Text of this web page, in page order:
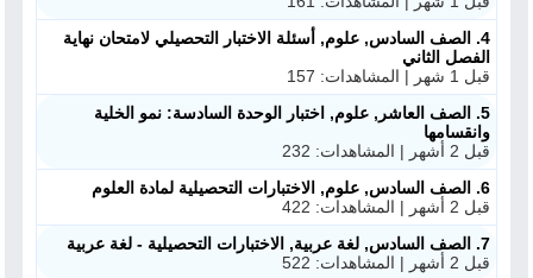
4. الصف السادس, علوم, أسئلة الاختبار التحصيلي لامتحان نهاية
الفصل الثاني
قبل 1 شهر | المشاهدات: 157
5. الصف العاشر, علوم, اختبار الوحدة السادسة: نمو الخلية
وانقسامها
قبل 2 أشهر | المشاهدات: 232
6. الصف السادس, علوم, الاختبارات التحصيلية لمادة العلوم
قبل 2 أشهر | المشاهدات: 422
7. الصف السادس, لغة عربية, الاختبارات التحصيلية - لغة عربية
قبل 2 أشهر | المشاهدات: 522